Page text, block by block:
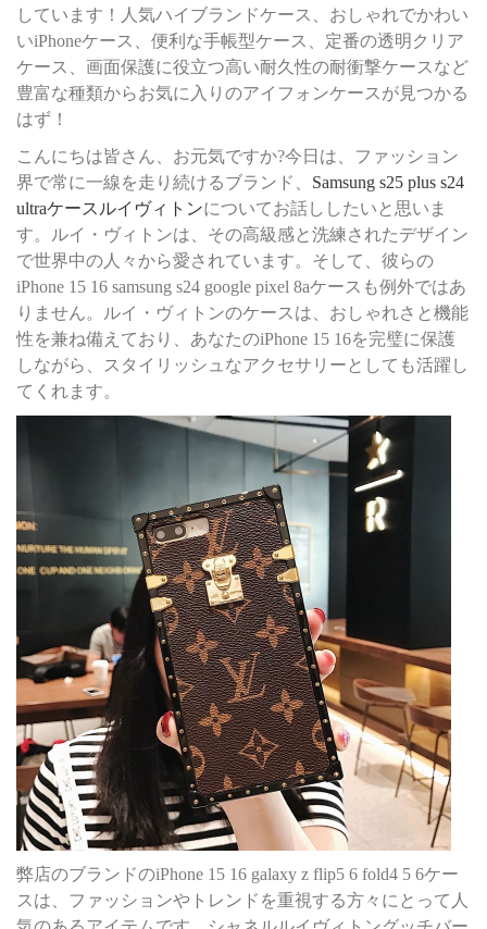
しています！人気ハイブランドケース、おしゃれでかわい
いiPhoneケース、便利な手帳型ケース、定番の透明クリア
ケース、画面保護に役立つ高い耐久性の耐衝撃ケースなど
豊富な種類からお気に入りのアイフォンケースが見つかる
はず！
こんにちは皆さん、お元気ですか?今日は、ファッション
界で常に一線を走り続けるブランド、 Samsung s25 plus s24
ultraケースルイヴィトンについてお話ししたいと思いま
す。ルイ・ヴィトンは、その高級感と洗練されたデザイン
で世界中の人々から愛されています。そして、彼らの
iPhone 15 16 samsung s24 google pixel 8aケースも例外ではあ
りません。ルイ・ヴィトンのケースは、おしゃれさと機能
性を兼ね備えており、あなたのiPhone 15 16を完璧に保護
しながら、スタイリッシュなアクセサリーとしても活躍し
てくれます。
弊店のブランドのiPhone 15 16 galaxy z flip5 6 fold4 5 6ケー
スは、ファッションやトレンドを重視する方々にとって人